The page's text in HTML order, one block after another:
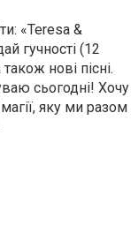
«Teresa &
гучності (12
нові пісні.
сьогодні! Хочу
яку ми разом